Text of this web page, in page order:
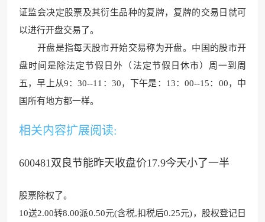
证监会决定股票及其衍生品种的复牌，复牌的交易日就可
以进行开盘交易了。
开盘是指每天股市开始交易称为开盘。中国的股市开
盘时间是除法定节假日外（法定节假日休市）周一到周
五，早上从9：30--11： 30，下午是：13：00--15：00，中
国 所有地方都一样。
相关内容扩展阅读:
600481双良节能昨天收盘价17.9今天小了一半
股票除权了。
10送2.00转8.00派0.50元(含税,扣税后0.25元)，股权登记日